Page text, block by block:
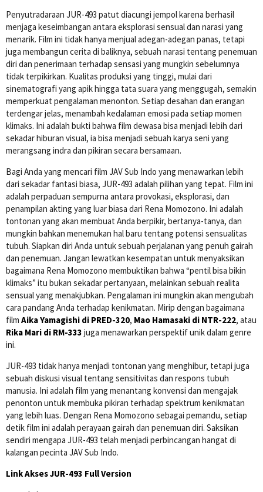
Penyutradaraan JUR-493 patut diacungi jempol karena berhasil
menjaga keseimbangan antara eksplorasi sensual dan narasi yang
menarik. Film ini tidak hanya menjual adegan-adegan panas, tetapi
juga membangun cerita di baliknya, sebuah narasi tentang penemuan
diri dan penerimaan terhadap sensasi yang mungkin sebelumnya
tidak terpikirkan. Kualitas produksi yang tinggi, mulai dari
sinematografi yang apik hingga tata suara yang menggugah, semakin
memperkuat pengalaman menonton. Setiap desahan dan erangan
terdengar jelas, menambah kedalaman emosi pada setiap momen
klimaks. Ini adalah bukti bahwa film dewasa bisa menjadi lebih dari
sekadar hiburan visual, ia bisa menjadi sebuah karya seni yang
merangsang indra dan pikiran secara bersamaan.
Bagi Anda yang mencari film JAV Sub Indo yang menawarkan lebih
dari sekadar fantasi biasa, JUR-493 adalah pilihan yang tepat. Film ini
adalah perpaduan sempurna antara provokasi, eksplorasi, dan
penampilan akting yang luar biasa dari Rena Momozono. Ini adalah
tontonan yang akan membuat Anda berpikir, bertanya-tanya, dan
mungkin bahkan menemukan hal baru tentang potensi sensualitas
tubuh. Siapkan diri Anda untuk sebuah perjalanan yang penuh gairah
dan penemuan. Jangan lewatkan kesempatan untuk menyaksikan
bagaimana Rena Momozono membuktikan bahwa “pentil bisa bikin
klimaks” itu bukan sekadar pertanyaan, melainkan sebuah realita
sensual yang menakjubkan. Pengalaman ini mungkin akan mengubah
cara pandang Anda terhadap kenikmatan. Mirip dengan bagaimana
film Aika Yamagishi di PRED-320, Mao Hamasaki di NTR-222, atau
Rika Mari di RM-333 juga menawarkan perspektif unik dalam genre
ini.
JUR-493 tidak hanya menjadi tontonan yang menghibur, tetapi juga
sebuah diskusi visual tentang sensitivitas dan respons tubuh
manusia. Ini adalah film yang menantang konvensi dan mengajak
penonton untuk membuka pikiran terhadap spektrum kenikmatan
yang lebih luas. Dengan Rena Momozono sebagai pemandu, setiap
detik film ini adalah perayaan gairah dan penemuan diri. Saksikan
sendiri mengapa JUR-493 telah menjadi perbincangan hangat di
kalangan pecinta JAV Sub Indo.
Link Akses JUR-493 Full Version